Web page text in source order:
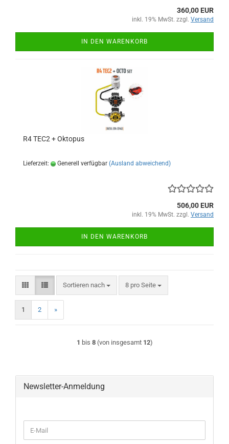
360,00 EUR
inkl. 19% MwSt. zzgl. Versand
IN DEN WARENKORB
R4 TEC2 + Oktopus
Lieferzeit: Generell verfügbar (Ausland abweichend)
506,00 EUR
inkl. 19% MwSt. zzgl. Versand
IN DEN WARENKORB
Sortieren nach
Sortieren nach 8 pro Seite
pro Seite
1 2 »
1 bis 8(von insgesamt 12)
Newsletter-Anmeldung
ZUR
E-
Mail